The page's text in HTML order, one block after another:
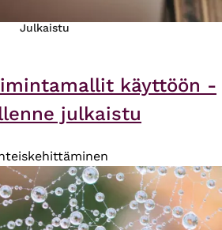
Julkaistu
käyttöön -
julkaistu